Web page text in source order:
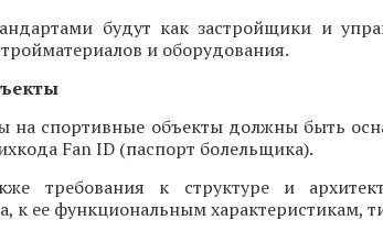
будут как застройщики и
и оборудования.
на спортивные объекты должны быть
Fan ID (паспорт болельщика).
требования к структуре и
к ее функциональным характеристикам,